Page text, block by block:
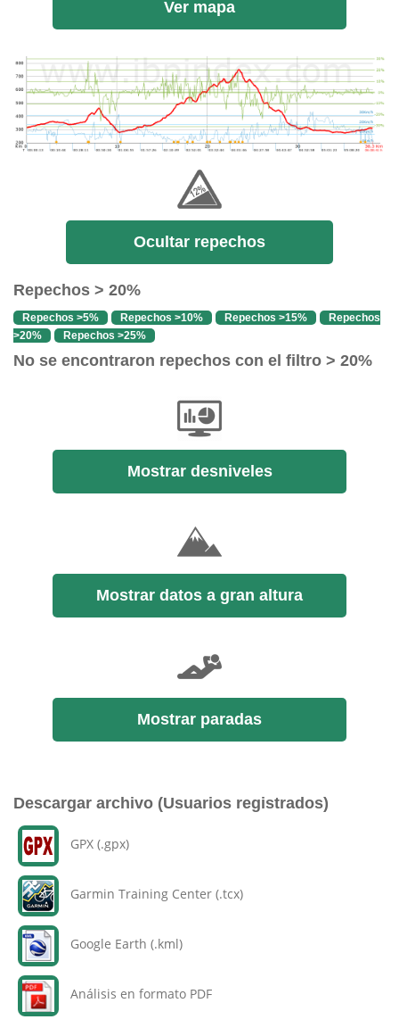
Ver mapa
Ocultar repechos
Repechos > 20%
Repechos >5% Repechos >10% Repechos >15%
Repechos
>20%
Repechos >25%
No se encontraron repechos con el filtro > 20%
Mostrar desniveles
Mostrar datos a gran altura
Mostrar paradas
Descargar archivo (Usuarios registrados)
GPX (.gpx)
Garmin Training Center (.tcx)
Google Earth (.kml)
Análisis en formato PDF